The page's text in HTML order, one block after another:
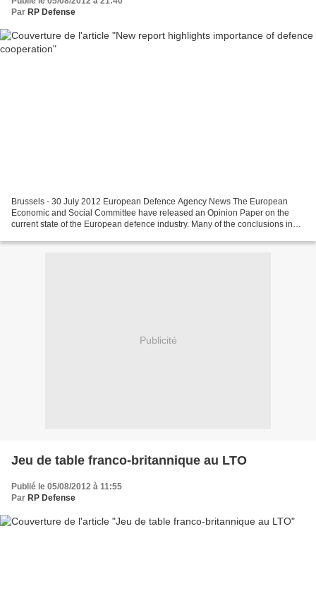
Par RP Defense
Brussels - 30 July 2012 European Defence Agency News The European
Economic and Social Committee have released an Opinion Paper on the
current state of the European defence industry. Many of the conclusions in
Publicité
Jeu de table franco-britannique au LTO
Publié le 05/08/2012 à 11:55
Par RP Defense